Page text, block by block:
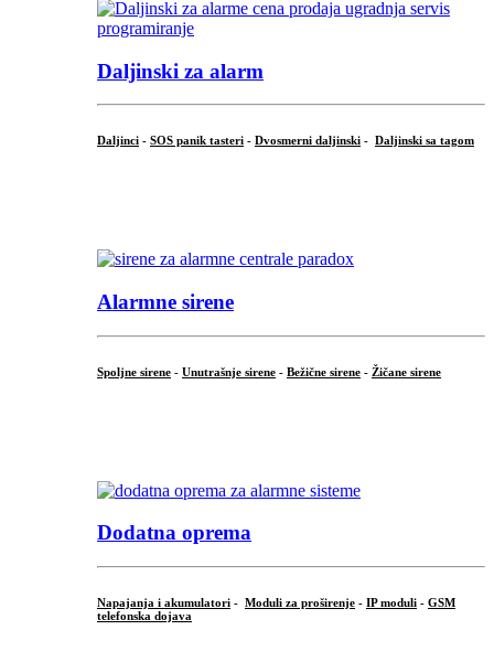
Daljinski za alarm
Daljinci - SOS panik tasteri - Dvosmerni daljinski - Daljinski sa tagom
Alarmne sirene
Spoljne sirene - Unutrašnje sirene - Bežične sirene - Žičane sirene
Dodatna oprema
Napajanja i akumulatori - Moduli za proširenje - IP moduli - GSM
telefonska dojava